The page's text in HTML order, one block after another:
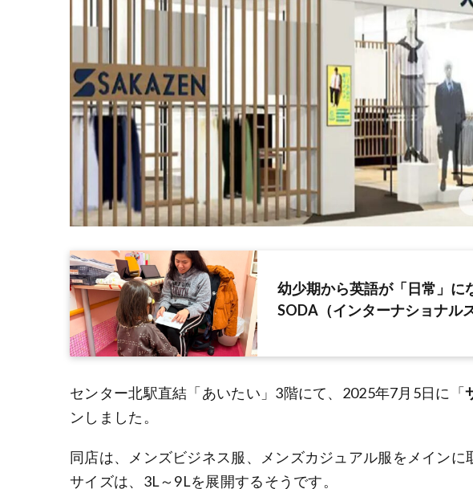
幼少期から英語が「日常」
SODA（インターナショナル
センター北駅直結「あいたい」3階にて、2025年7月5日に「
ンしました。
同店は、メンズビジネス服、メンズカジュアル服をメインに
サイズは、3L～9Lを展開するそうです。